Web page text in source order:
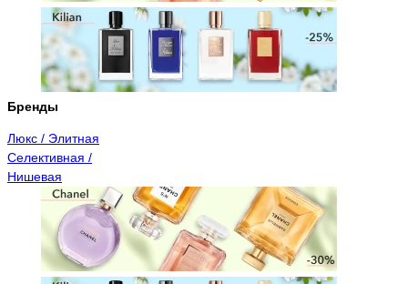
Бренды
Люкс / Элитная
Селективная /
Нишевая